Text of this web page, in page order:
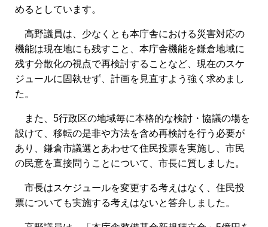
めるとしています。
高野議員は、少なくとも本庁舎における災害対応の
機能は現在地にも残すこと、本庁舎機能を鎌倉地域に
残す分散化の視点で再検討することなど、現在のスケ
ジュールに固執せず、計画を見直すよう強く求めまし
た。
また、5行政区の地域毎に本格的な検討・協議の場を
設けて、移転の是非や方法を含め再検討を行う必要が
あり、鎌倉市議選とあわせて住民投票を実施し、市民
の民意を直接問うことについて、市長に質しました。
市長はスケジュールを変更する考えはなく、住民投
票についても実施する考えはないと答弁しました。